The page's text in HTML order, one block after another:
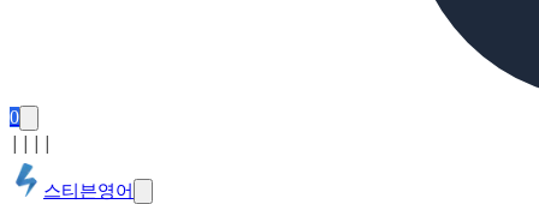
0
스티븐영어